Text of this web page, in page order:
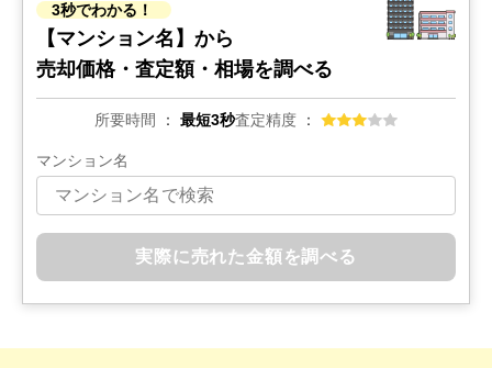
3秒でわかる！
【マンション名】から
売却価格・査定額・相場を調べる
所要時間 最短3秒査定精度
マンション名
実際に売れた金額を調べる